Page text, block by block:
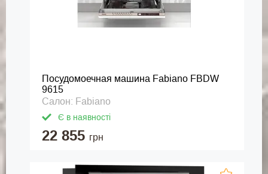
Посудомоечная машина Fabiano FBDW
9615
Салон: Fabiano
Є в наявності
22 855 грн